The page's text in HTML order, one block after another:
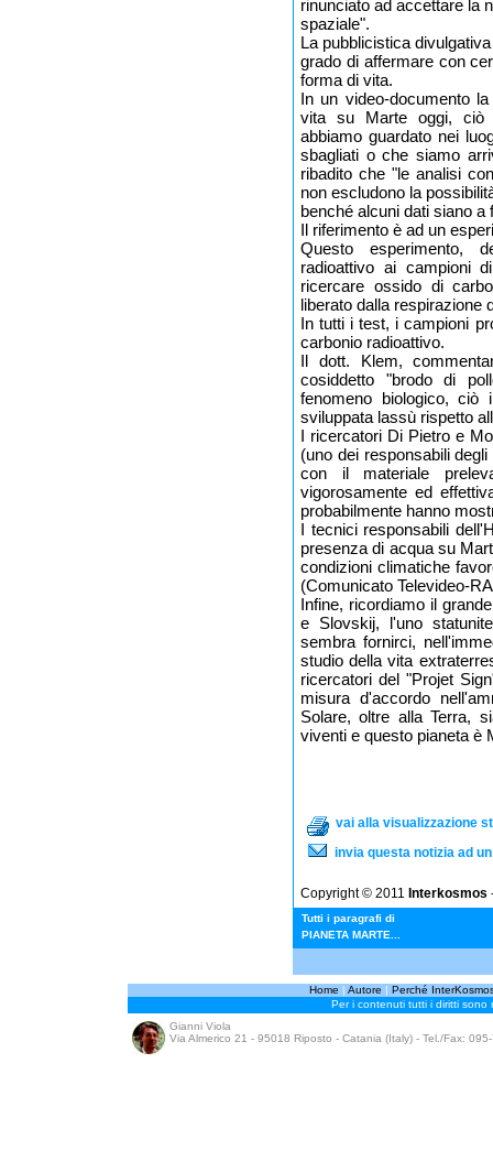
rinunciato ad accettare la
spaziale".
La pubblicistica
grado di affermare con
forma di vita.
In un video-documento
vita su Marte oggi, ciò
abbiamo guardato nei
sbagliati o che siamo
ribadito che "le analisi
non escludono la
benché alcuni dati siano
Il riferimento è ad un
Questo esperimento,
radioattivo ai campioni
ricercare ossido di
liberato dalla respirazione
In tutti i test, i campioni
carbonio radioattivo.
Il dott. Klem,
cosiddetto "brodo di
fenomeno biologico,
sviluppata lassù rispetto
I ricercatori Di Pietro e
(uno dei responsabili
con il materiale
vigorosamente ed
probabilmente hanno
I tecnici responsabili
presenza di acqua su
condizioni climatiche
(Comunicato Televideo-
Infine, ricordiamo il
e Slovskij, l'uno
sembra fornirci,
studio della vita
ricercatori del "Projet
misura d'accordo
Solare, oltre alla Terra,
viventi e questo pianeta è
vai alla visualizzazione
invia questa notizia ad
Copyright © 2011 Interkosmos
Tutti i paragrafi di
PIANETA MARTE...
Home | Autore | Perché
Per i contenuti tutti i diritti sono
Gianni Viola
Via Almerico 21 - 95018 Riposto - Catania (Italy) - Tel./Fax: